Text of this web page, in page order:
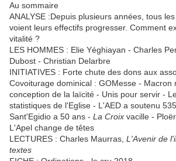
Au sommaire
ANALYSE :Depuis plusieurs années, tous
voient leurs effectifs progresser. Comment
vitalité ?
LES HOMMES : Elie Yéghiayan - Charles
Dubost - Christian Delarbre
INITIATIVES : Forte chute des dons aux
Covoiturage dominical : GOMesse - Macron
conception de la laïcité - Unis pour servir -
statistiques de l'Eglise - L'AED a soutenu
Sant'Egidio a 50 ans - La Croix vacille -
L'Apel change de têtes
LECTURES : Charles Maurras, L'Avenir de
textes